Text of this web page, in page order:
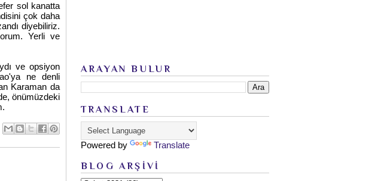
sol kanatta
çok daha
diyebiliriz.
Yerli ve
ve opsiyon
ne denli
Karaman da
önümüzdeki
ARAYAN BULUR
TRANSLATE
Powered by Translate
BLOG ARŞİVİ